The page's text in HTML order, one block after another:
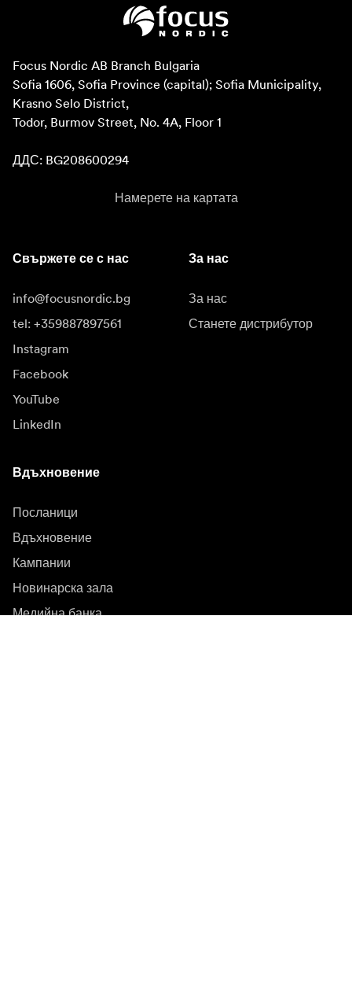
Focus Nordic AB Branch Bulgaria
Sofia 1606, Sofia Province (capital); Sofia Municipality,
Krasno Selo District,
Todor, Burmov Street, No. 4A, Floor 1
ДДС: BG208600294
Намерете на картата
Свържете се с нас
info@focusnordic.bg
tel: +359887897561
Instagram
Facebook
YouTube
LinkedIn
За нас
За нас
Станете дистрибутор
Вдъхновение
Посланици
Вдъхновение
Кампании
Новинарска зала
Медийна банка